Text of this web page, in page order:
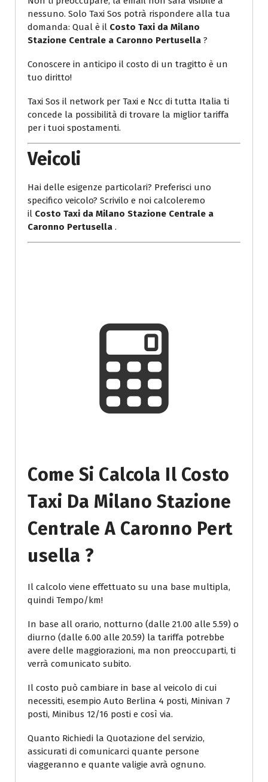
nessuno. Solo Taxi Sos potrà rispondere alla tua
domanda: Qual è il Costo Taxi da Milano
Stazione Centrale a Caronno Pertusella ?
Conoscere in anticipo il costo di un tragitto è un
tuo diritto!
Taxi Sos il network per Taxi e Ncc di tutta Italia ti
concede la possibilità di trovare la miglior tariffa
per i tuoi spostamenti.
Veicoli
Hai delle esigenze particolari? Preferisci uno
specifico veicolo? Scrivilo e noi calcoleremo
il Costo Taxi da Milano Stazione Centrale a
Caronno Pertusella .
Come Si Calcola Il Costo
Taxi Da Milano Stazione
Centrale A Caronno Pert
Usella ?
Il calcolo viene effettuato su una base multipla,
quindi Tempo/km!
In base all orario, notturno (dalle 21.00 alle 5.59) o
diurno (dalle 6.00 alle 20.59) la tariffa potrebbe
avere delle maggiorazioni, ma non preoccuparti, ti
verrà comunicato subito.
Il costo può cambiare in base al veicolo di cui
necessiti, esempio Auto Berlina 4 posti, Minivan 7
posti, Minibus 12/16 posti e così via.
Quanto Richiedi la Quotazione del servizio,
assicurati di comunicarci quante persone
viaggeranno e quante valigie avrà ognuno.